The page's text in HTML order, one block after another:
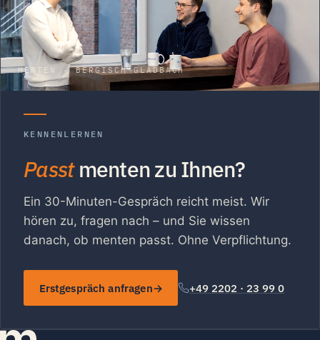
MENTEN · BERGISCH GLADBACH
KENNENLERNEN
Passtmenten zu Ihnen?
Ein 30-Minuten-Gespräch reicht meist. Wir
hören zu, fragen nach – und Sie wissen
danach, ob menten passt. Ohne Verpflichtung.
Erstgespräch anfragen +49 2202 · 23 99 0